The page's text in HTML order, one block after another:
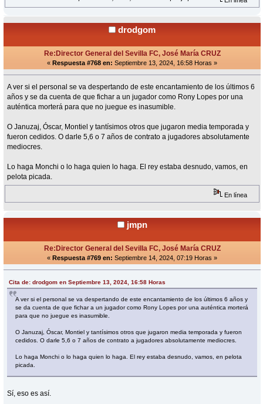
drodgom
Re:Director General del Sevilla FC, José María CRUZ
« Respuesta #768 en: Septiembre 13, 2024, 16:58 Horas »
A ver si el personal se va despertando de este encantamiento de los últimos 6
años y se da cuenta de que fichar a un jugador como Rony Lopes por una
auténtica morterá para que no juegue es inasumible.
O Januzaj, Óscar, Montiel y tantísimos otros que jugaron media temporada y
fueron cedidos. O darle 5,6 o 7 años de contrato a jugadores absolutamente
mediocres.
Lo haga Monchi o lo haga quien lo haga. El rey estaba desnudo, vamos, en
pelota picada.
En línea
jmpn
Re:Director General del Sevilla FC, José María CRUZ
« Respuesta #769 en: Septiembre 14, 2024, 07:19 Horas »
Cita de: drodgom en Septiembre 13, 2024, 16:58 Horas
A ver si el personal se va despertando de este encantamiento de los últimos 6 años y
se da cuenta de que fichar a un jugador como Rony Lopes por una auténtica morterá
para que no juegue es inasumible.
O Januzaj, Óscar, Montiel y tantísimos otros que jugaron media temporada y fueron
cedidos. O darle 5,6 o 7 años de contrato a jugadores absolutamente mediocres.
Lo haga Monchi o lo haga quien lo haga. El rey estaba desnudo, vamos, en pelota
picada.
Sí, eso es así.